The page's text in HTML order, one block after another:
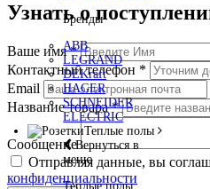
Бренды
ABB
LEGRAND
DEKraft
HAGER
SCHNEIDER
ELECTRIC
Теплые полы
Вернуться в
меню
Теплые полы
Узнать о
Ваше имя*
Контактный телефон *
Email
Название товара*
Сообщение
Отправляя данные, вы
конфиденциальности